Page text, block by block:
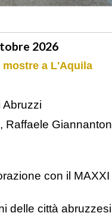
2026
a L'Aquila
Abruzzi
Raffaele
con il MAXXI
delle città